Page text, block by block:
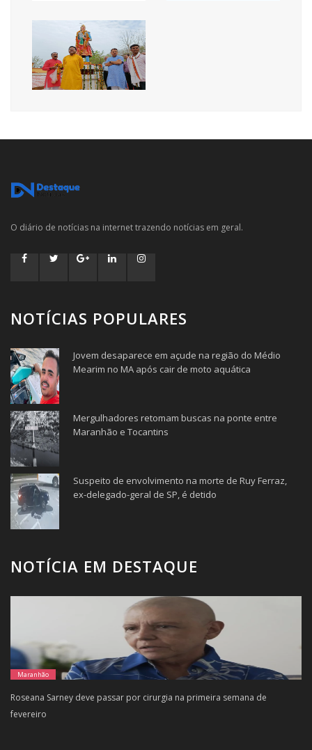
O diário de notícias na internet trazendo notícias em geral.
NOTÍCIAS POPULARES
Jovem desaparece em açude na região do Médio
Mearim no MA após cair de moto aquática
Mergulhadores retomam buscas na ponte entre
Maranhão e Tocantins
Suspeito de envolvimento na morte de Ruy Ferraz,
ex-delegado-geral de SP, é detido
NOTÍCIA EM DESTAQUE
Maranhão
Roseana Sarney deve passar por cirurgia na primeira semana de
fevereiro